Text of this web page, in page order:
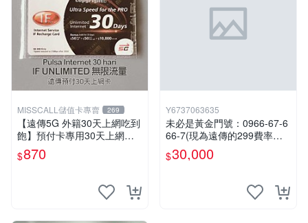
MISSCALL儲值卡專賣 269
【遠傳5G 外籍30天上網吃到
飽】預付卡專用30天上網補
充卡/儲值卡．Internet ifu 5G
⚡MissCall儲值卡專賣
$870
Y6737063635
未必是黃金門號：0966-67-6
66-7(現為遠傳的299費率門
號，屆時將以無約狀態過
戶)。
$30,000